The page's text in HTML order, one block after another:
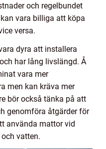
och regelbundet
vara billiga att köpa
versa.
dyra att installera
har lång livslängd. Å
vara mer
men kan kräva mer
bör också tänka på att
genomföra åtgärder för
använda mattor vid
vatten.